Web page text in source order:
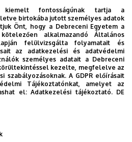
körút 98.
épület, 1. emelet
fontosságúnak tartja a
birtokába jutott személyes adatok
Önt, hogy a Debreceni Egyetem a
alkalmazandó Általános
felülvizsgálta folyamatait és
az adatkezelési és adatvédelmi
személyes adatait a Debreceni
kezelte, megfelelve az
szabályozásoknak. A GDPR előírásait
Tájékoztatónkat, amelyet az
el:Adatkezelési tájékoztató. DE